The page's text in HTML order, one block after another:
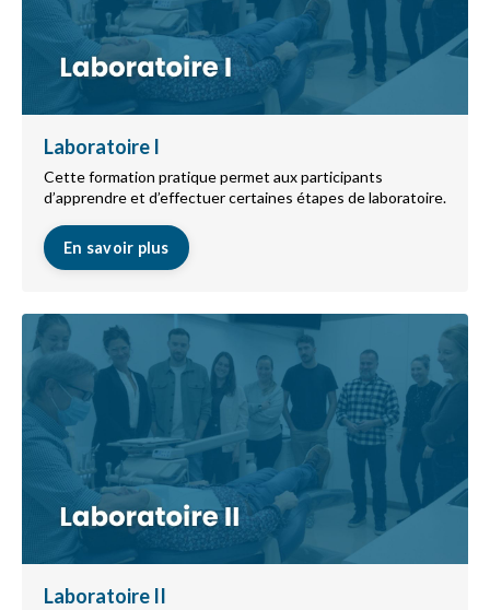
Laboratoire I
Cette formation pratique permet aux participants
d’apprendre et d’effectuer certaines étapes de laboratoire.
En savoir plus
Laboratoire II